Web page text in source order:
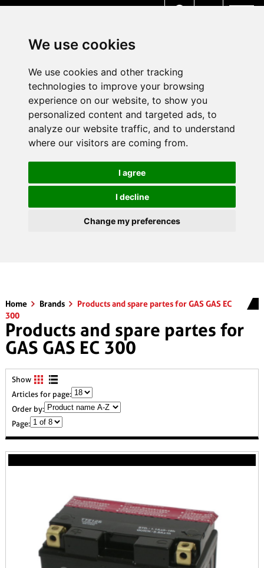
We use cookies
We use cookies and other tracking
technologies to improve your browsing
experience on our website, to show you
personalized content and targeted ads, to
analyze our website traffic, and to understand
where our visitors are coming from.
I agree
I decline
Change my preferences
Home Brands
Products and spare partes for GAS GAS EC
300
Products and spare partes for
GAS GAS EC 300
Show
Articles for page:
Order by:
Page: